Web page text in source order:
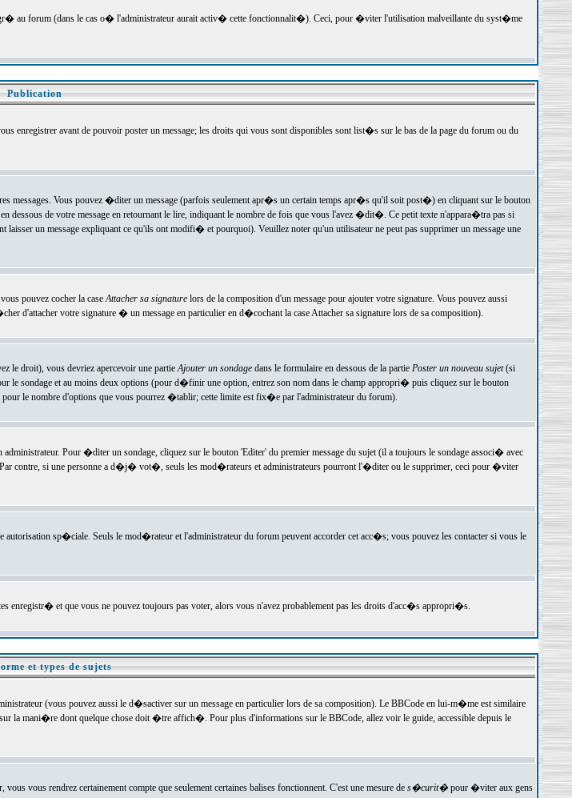
au forum (dans le cas o� l'administrateur aurait activ� cette fonctionnalit�). Ceci, pour �viter l'utilisation malveillante du syst�me
Publication
enregistrer avant de pouvoir poster un message; les droits qui vous sont disponibles sont list�s sur le bas de la page du forum ou du
Vous pouvez �diter un message (parfois seulement apr�s un certain temps apr�s qu'il soit post�) en cliquant sur le bouton
de votre message en retournant le lire, indiquant le nombre de fois que vous l'avez �dit�. Ce petit texte n'appara�tra pas si
un message expliquant ce qu'ils ont modifi� et pourquoi). Veuillez noter qu'un utilisateur ne peut pas supprimer un message une
pouvez cocher la caseAttacher sa signaturelors de la composition d'un message pour ajouter votre signature. Vous pouvez aussi
d'attacher votre signature � un message en particulier en d�cochant la case Attacher sa signature lors de sa composition).
le droit), vous devriez apercevoir une partieAjouter un sondagedans le formulaire en dessous de la partie Poster un nouveau sujet(si
le sondage et au moins deux options (pour d�finir une option, entrez son nom dans le champ appropri� puis cliquez sur le bouton
le nombre d'options que vous pourrez �tablir; cette limite est fix�e par l'administrateur du forum).
Pour �diter un sondage, cliquez sur le bouton 'Editer' du premier message du sujet (il a toujours le sondage associ� avec
contre, si une personne a d�j� vot�, seuls les mod�rateurs et administrateurs pourront l'�diter ou le supprimer, ceci pour �viter
sp�ciale. Seuls le mod�rateur et l'administrateur du forum peuvent accorder cet acc�s; vous pouvez les contacter si vous le
et que vous ne pouvez toujours pas voter, alors vous n'avez probablement pas les droits d'acc�s appropri�s.
et types de sujets
(vous pouvez aussi le d�sactiver sur un message en particulier lors de sa composition). Le BBCode en lui-m�me est similaire
la mani�re dont quelque chose doit �tre affich�. Pour plus d'informations sur le BBCode, allez voir le guide, accessible depuis le
vous rendrez certainement compte que seulement certaines balises fonctionnent. C'est une mesure de s�curit�pour �viter aux gens